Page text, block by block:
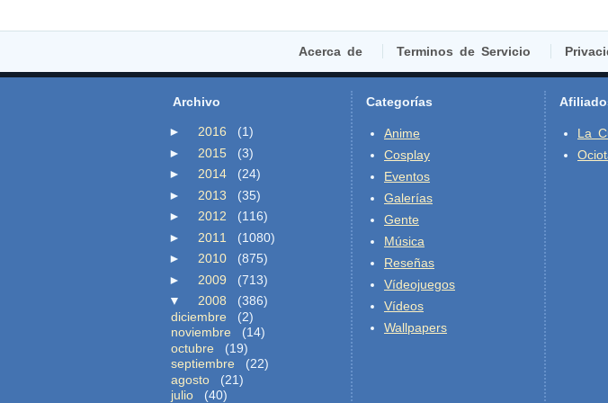
Acerca de Terminos de Servicio
Archivo
► 2016
(1)
►
2015
(3)
►
2014
(24)
►
2013
(35)
►
2012
(116)
►
2011
(1080)
►
2010
(875)
►
2009
(713)
▼
2008
(386)
diciembre
(2)
noviembre
(14)
octubre
(19)
septiembre
(22)
agosto
(21)
julio
(40)
Categorías
Anime
Cosplay
Eventos
Galerías
Gente
Música
Reseñas
Vídeojuegos
Vídeos
Wallpapers
La